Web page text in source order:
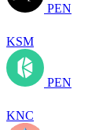
PEN
KSM
PEN
KNC